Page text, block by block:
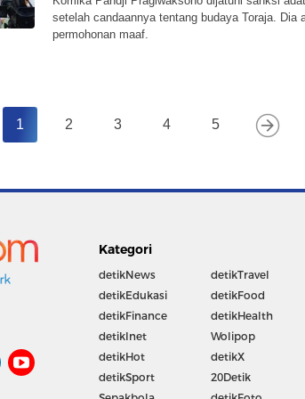
setelah candaannya tentang budaya Toraja. Dia
permohonan maaf.
1 2 3 4 5
Kategori
detikNews
detikEdukasi
detikFinance
detikInet
detikHot
detikSport
detikTravel
detikFood
detikHealth
Wolipop
detikX
20Detik